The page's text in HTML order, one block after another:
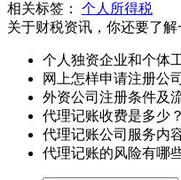
相关标签： 个人所得税
关于财税资讯，你还要了解
个人独资企业和个体
网上怎样申请注册公
外资公司注册条件及
代理记账收费是多少
代理记账公司服务内
代理记账的风险有哪